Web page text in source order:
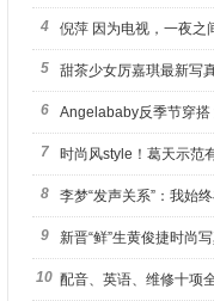
颜有才可
4 倪萍 因为电视，一夜之
5 甜茶少女厉嘉琪最新写
6 Angelababy反季节穿
7 时尚风style！葛天示范
8 李梦“发声关系”：我始
9 新晋“鲜”生黄俊捷时尚
10 配音、英语、维修十项